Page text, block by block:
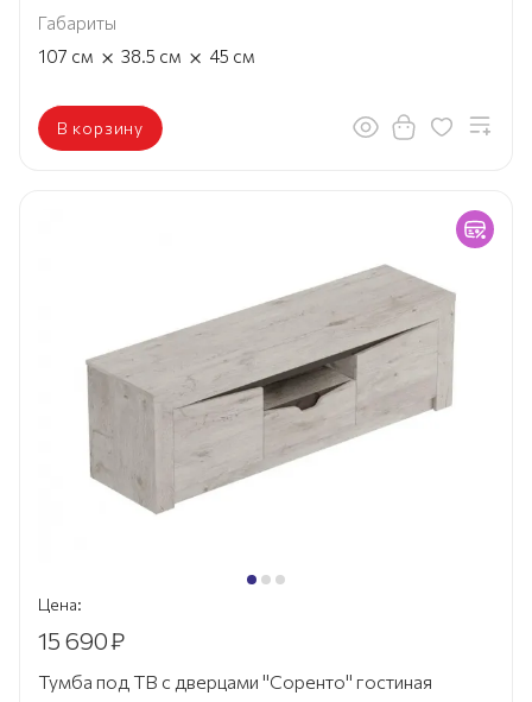
Габариты
107 см × 38.5 см × 45 см
В корзину
Цена:
15 690₽
Тумба под ТВ с дверцами "Соренто" гостиная